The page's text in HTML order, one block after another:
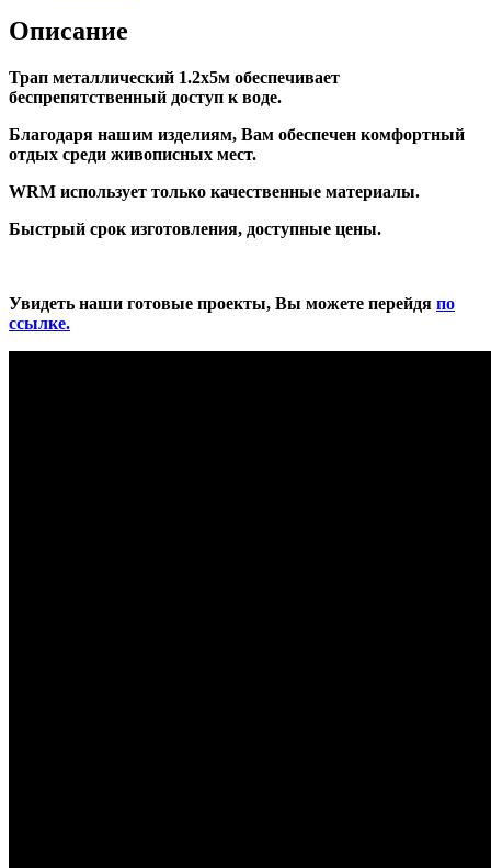
Описание
Трап металлический 1.2х5м обеспечивает
беспрепятственный доступ к воде.
Благодаря нашим изделиям, Вам обеспечен комфортный
отдых среди живописных мест.
WRM использует только качественные материалы.
Быстрый срок изготовления, доступные цены.
Увидеть наши готовые проекты, Вы можете перейдя по
ссылке.